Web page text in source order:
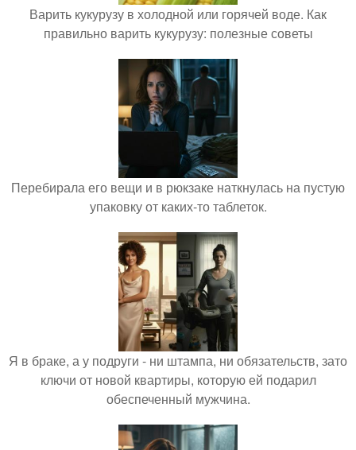
Варить кукурузу в холодной или горячей воде. Как
правильно варить кукурузу: полезные советы
Перебирала его вещи и в рюкзаке наткнулась на пустую
упаковку от каких-то таблеток.
Я в браке, а у подруги - ни штампа, ни обязательств, зато
ключи от новой квартиры, которую ей подарил
обеспеченный мужчина.